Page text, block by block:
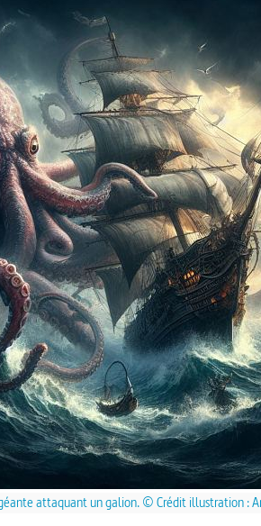
attaquant un galion. © Crédit illustration :